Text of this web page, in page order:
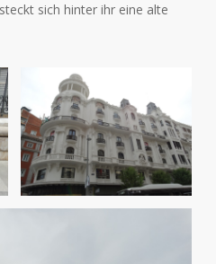
sich hinter ihr eine alte